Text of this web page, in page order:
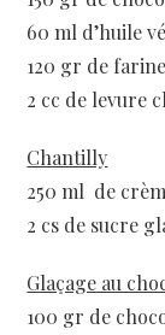
60 ml d’huile
120 gr de farine
2 cc de levure
Chantilly
250 ml de
2 cs de sucre
Glaçage au
100 gr de